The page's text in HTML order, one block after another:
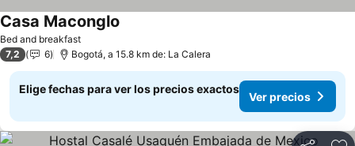
Bed and breakfast
Casa Maconglo
7,2 6 Bogotá, a 15.8 km de: La Calera
Elige fechas para ver los precios exactos
Ver precios